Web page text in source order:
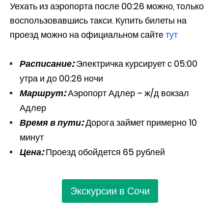
Уехать из аэропорта после 00:26 можно, только
воспользовавшись такси. Купить билеты на
проезд можно на официальном сайтетут
Расписание:Электричка курсирует с 05:00
утра и до 00:26 ночи
Маршрут:Аэропорт Адлер – ж/д вокзал
Адлер
Время в пути:Дорога займет примерно 10
минут
Цена:Проезд обойдется 65 рублей
Экскурсии в Сочи